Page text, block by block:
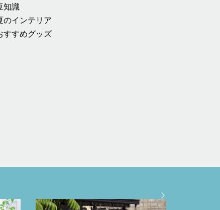
知識
のインテリア
すすめグッズ